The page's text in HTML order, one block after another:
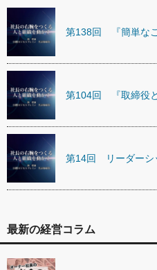
第138回 『簡単なこ
第104回 『取締役と
第14回 リーダーシ
最新の経営コラム